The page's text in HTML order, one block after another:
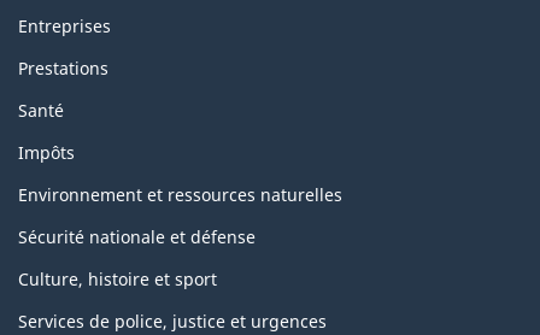
Entreprises
Prestations
Santé
Impôts
Environnement et ressources naturelles
Sécurité nationale et défense
Culture, histoire et sport
Services de police, justice et urgences